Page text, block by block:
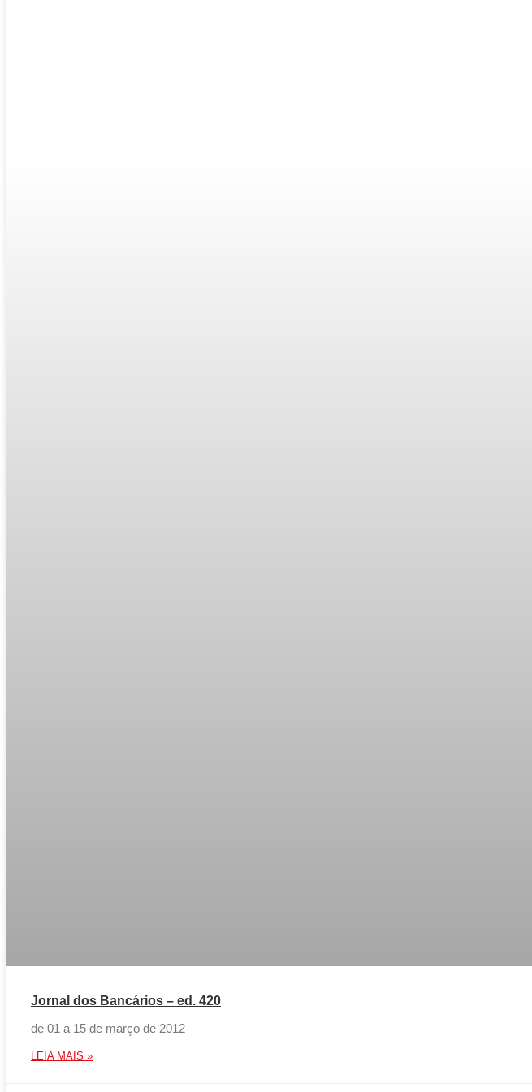
Jornal dos Bancários – ed. 420
de 01 a 15 de março de 2012
LEIA MAIS »